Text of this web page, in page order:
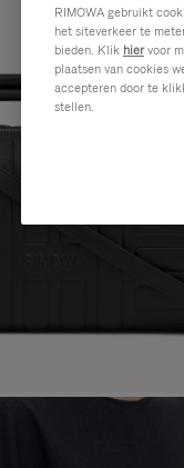
RIMOWA gebruikt
het siteverkeer te
bieden. Klik hiervoor
plaatsen van cookies
accepteren door te
stellen.